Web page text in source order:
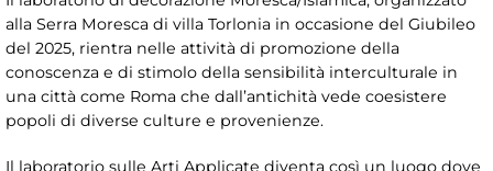
alla Serra Moresca di villa Torlonia in occasione del Giubileo
del 2025, rientra nelle attività di promozione della
conoscenza e di stimolo della sensibilità interculturale in
una città come Roma che dall’antichità vede coesistere
popoli di diverse culture e provenienze.
Il laboratorio sulle Arti Applicate diventa così un luogo dove